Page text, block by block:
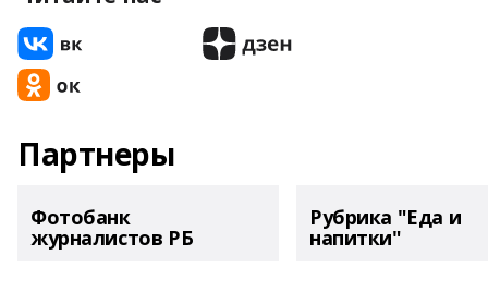
Партнеры
Фотобанк
журналистов РБ
Рубрика "Еда и
напитки"